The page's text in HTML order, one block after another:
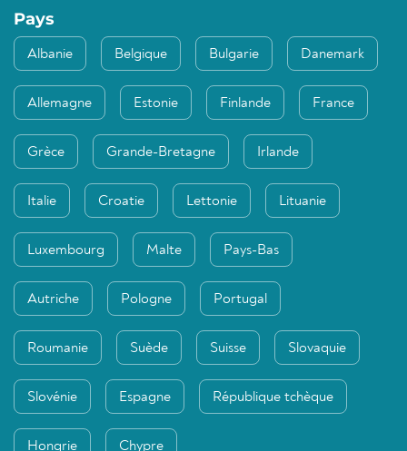
Pays
Albanie Belgique Bulgarie Danemark
Allemagne Estonie Finlande France
Grèce Grande-Bretagne Irlande
Italie Croatie Lettonie Lituanie
Luxembourg Malte Pays-Bas
Autriche Pologne Portugal
Roumanie Suède Suisse Slovaquie
Slovénie Espagne République tchèque
Hongrie Chypre